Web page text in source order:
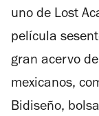
uno de Lost
película
gran acervo
mexicanos,
Bidiseño,